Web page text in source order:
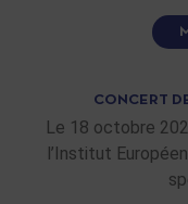
CONCERT
Le 18 octobre
l’Institut